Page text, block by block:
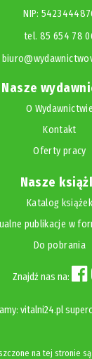
NIP:
tel. 85 654 78
Nasze
O Wydawnictwie
Kontakt
Oferty pracy
Nasze
Katalog książek
publikacje w
Do pobrania
Znajdź nas na:
vitalni24.pl
na tej stronie